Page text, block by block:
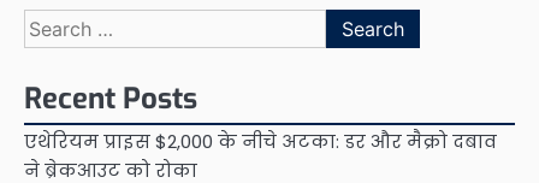
Search
for:
Recent Posts
एथेरियम प्राइस $2,000 के नीचे अटका: डर और मैक्रो दबाव
ने ब्रेकआउट को रोका